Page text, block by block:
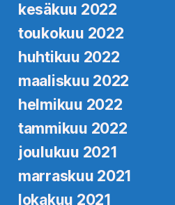
kesäkuu 2022
toukokuu 2022
huhtikuu 2022
maaliskuu 2022
helmikuu 2022
tammikuu 2022
joulukuu 2021
marraskuu 2021
lokakuu 2021